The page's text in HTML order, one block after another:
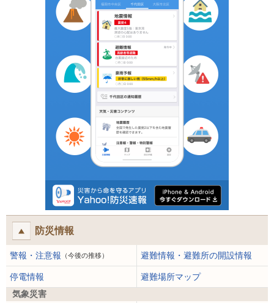
防災情報
警報・注意報 （今後の推移） 避難情報・避難所の開設情報
停電情報
避難場所マップ
気象災害